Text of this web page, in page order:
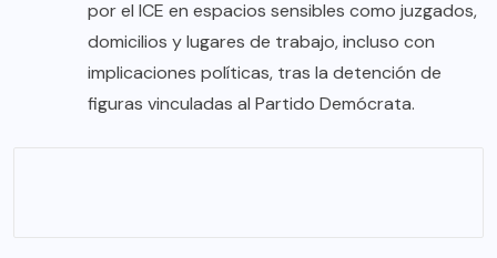
por el ICE en espacios sensibles como juzgados,
domicilios y lugares de trabajo, incluso con
implicaciones políticas, tras la detención de
figuras vinculadas al Partido Demócrata.